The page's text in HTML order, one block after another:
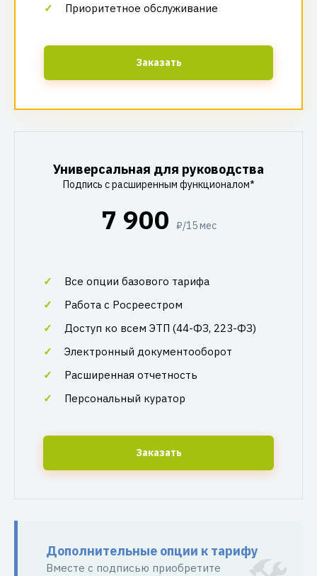
Приоритетное обслуживание
Заказать
Универсальная для руководства
Подпись с расширенным функционалом*
7 900 ₽/15 мес
Все опции базового тарифа
Работа с Росреестром
Доступ ко всем ЭТП (44-ФЗ, 223-ФЗ)
Электронный документооборот
Расширенная отчетность
Персональный куратор
Заказать
Дополнительные опции к тарифу
Вместе с подписью приобретите